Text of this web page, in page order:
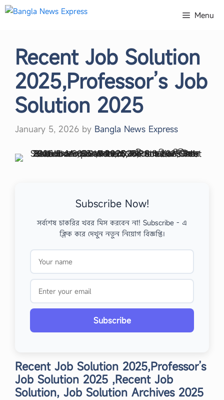
Skip
Menu
Recent Job Solution
2025,Professor’s Job
Solution 2025
January 5, 2026 by Bangla News Express
Subscribe Now!
সর্বশেষ চাকরির খবর মিস করবেন না! Subscribe - এ
ক্লিক করে দেখুন নতুন নিয়োগ বিজ্ঞপ্তি।
Subscribe
Recent Job Solution 2025,Professor’s
Job Solution 2025 ,Recent Job
Solution, Job Solution Archives 2025